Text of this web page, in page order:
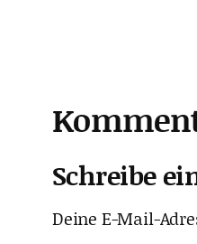
Schreibe
Deine E-Mail-